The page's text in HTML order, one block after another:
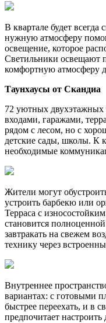
В квартале будет
нужную атмосферу
освещение, которое
Светильники освещают
комфортную атмосферу
Таунхаусы от Скандиа
72 уютных двухэтажных
входами, гаражами,
рядом с лесом, но с
детские сады, школы. К
необходимые
Жители могут
устроить барбекю или
Терраса с
становится
завтракать на свежем
технику через
Внутреннее
вариантах: с готовыми
быстрее переехать, и в
предпочитает